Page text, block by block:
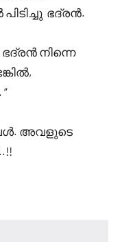
ഭദ്രൻ.
നിന്നെ
അവളുടെ